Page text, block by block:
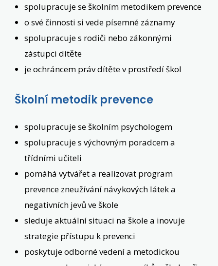
spolupracuje se školním metodikem prevence
o své činnosti si vede písemné záznamy
spolupracuje s rodiči nebo zákonnými
zástupci dítěte
je ochráncem práv dítěte v prostředí škol
Školní metodik prevence
spolupracuje se školním psychologem
spolupracuje s výchovným poradcem a
třídními učiteli
pomáhá vytvářet a realizovat program
prevence zneužívání návykových látek a
negativních jevů ve škole
sleduje aktuální situaci na škole a inovuje
strategie přístupu k prevenci
poskytuje odborné vedení a metodickou